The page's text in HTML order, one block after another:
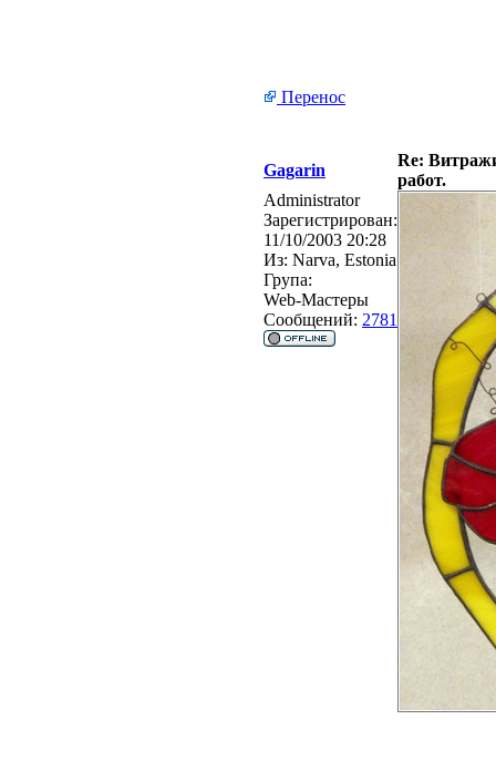
Перенос
Gagarin
Re:
работ.
Administrator
Зарегистрирован:
11/10/2003 20:28
Из: Narva, Estonia
Група:
Web-Мастеры
Сообщений: 2781